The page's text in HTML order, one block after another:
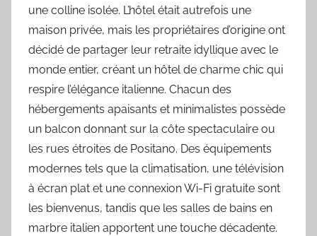
une colline isolée. L’hôtel était autrefois une
maison privée, mais les propriétaires d’origine ont
décidé de partager leur retraite idyllique avec le
monde entier, créant un hôtel de charme chic qui
respire l’élégance italienne. Chacun des
hébergements apaisants et minimalistes possède
un balcon donnant sur la côte spectaculaire ou
les rues étroites de Positano. Des équipements
modernes tels que la climatisation, une télévision
à écran plat et une connexion Wi-Fi gratuite sont
les bienvenus, tandis que les salles de bains en
marbre italien apportent une touche décadente.